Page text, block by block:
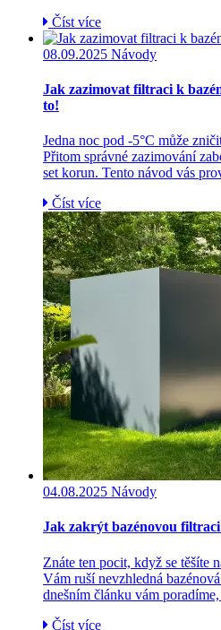
Číst více
08.09.2025 Návody
Jak zazimovat filtraci k
to!
Jedna noc pod -5°C může
Přitom správné zazimování
set korun. Tento návod vás
Číst více
04.08.2025 Návody
Jak zakrýt bazénovou
Znáte ten pocit, když se těšíte
Vám ruší nevzhledná
dnešním článku vám
Číst více